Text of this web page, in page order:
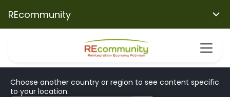
REcommunity
Choose another country or region to see content specific
to your location.